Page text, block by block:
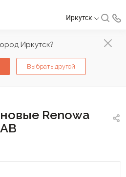
Иркутск?
Выбрать другой
Иркутск
Renowa